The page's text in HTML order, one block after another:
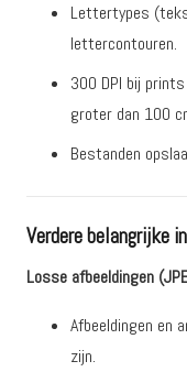
Lettertypes
lettercontouren.
300 DPI bij
groter dan 100
Bestanden
Verdere belangrijke
Losse afbeeldingen
Afbeeldingen en
zijn.